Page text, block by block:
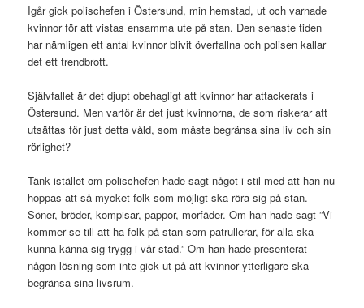
Igår gick polischefen i Östersund, min hemstad, ut och varnade
kvinnor för att vistas ensamma ute på stan. Den senaste tiden
har nämligen ett antal kvinnor blivit överfallna och polisen kallar
det ett trendbrott.
Självfallet är det djupt obehagligt att kvinnor har attackerats i
Östersund. Men varför är det just kvinnorna, de som riskerar att
utsättas för just detta våld, som måste begränsa sina liv och sin
rörlighet?
Tänk istället om polischefen hade sagt något i stil med att han nu
hoppas att så mycket folk som möjligt ska röra sig på stan.
Söner, bröder, kompisar, pappor, morfäder. Om han hade sagt ”Vi
kommer se till att ha folk på stan som patrullerar, för alla ska
kunna känna sig trygg i vår stad.” Om han hade presenterat
någon lösning som inte gick ut på att kvinnor ytterligare ska
begränsa sina livsrum.